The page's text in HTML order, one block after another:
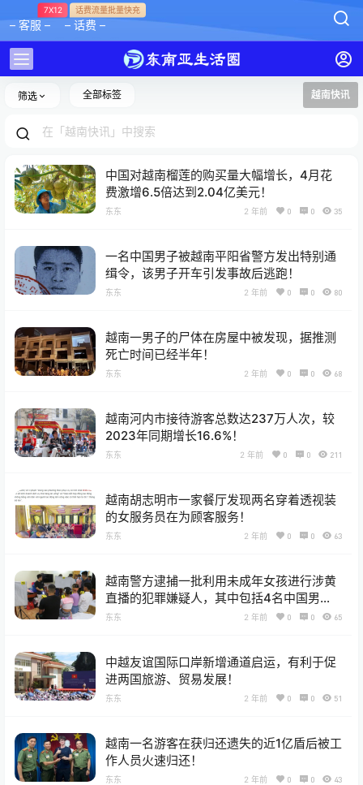
– 客服 –
7X12
– 话费 –
话费流量批量快充
筛选 全部标签 越南快讯
中国对越南榴莲的购买量大幅增长，4月花
费激增6.5倍达到2.04亿美元！
东东 2 年前 0 0 35
一名中国男子被越南平阳省警方发出特别通
缉令，该男子开车引发事故后逃跑！
东东 2 年前 0 0 80
越南一男子的尸体在房屋中被发现，据推测
死亡时间已经半年！
东东 2 年前 0 0 68
越南河内市接待游客总数达237万人次，较
2023年同期增长16.6%！
东东 2 年前 0 0 211
越南胡志明市一家餐厅发现两名穿着透视装
的女服务员在为顾客服务！
东东 2 年前 0 0 63
越南警方逮捕一批利用未成年女孩进行涉黄
直播的犯罪嫌疑人，其中包括4名中国男
子！
东东 2 年前 0 0 65
中越友谊国际口岸新增通道启运，有利于促
进两国旅游、贸易发展！
东东 2 年前 0 0 51
越南一名游客在获归还遗失的近1亿盾后被工
作人员火速归还！
东东 2 年前 0 0 43